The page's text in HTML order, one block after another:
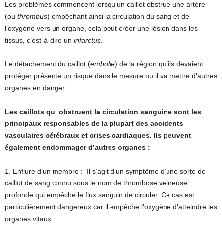
Les problèmes commencent lorsqu’un caillot obstrue une artère
(ou thrombus) empêchant ainsi la circulation du sang et de
l’oxygène vers un organe, cela peut créer une lésion dans les
tissus, c’est-à-dire un infarctus.
Le détachement du caillot (embolie) de la région qu’ils devaient
protéger présente un risque dans le mesure ou il va mettre d’autres
organes en danger.
Les caillots qui obstruent la circulation sanguine sont les
principaux responsables de la plupart des accidents
vasculaires cérébraux et crises cardiaques. Ils peuvent
également endommager d’autres organes :
1. Enflure d’un membre : Il s’agit d’un symptôme d’une sorte de
caillot de sang connu sous le nom de thrombose veineuse
profonde qui empêche le flux sanguin de circuler. Ce cas est
particulièrement dangereux car il empêche l’oxygène d’atteindre les
organes vitaux.